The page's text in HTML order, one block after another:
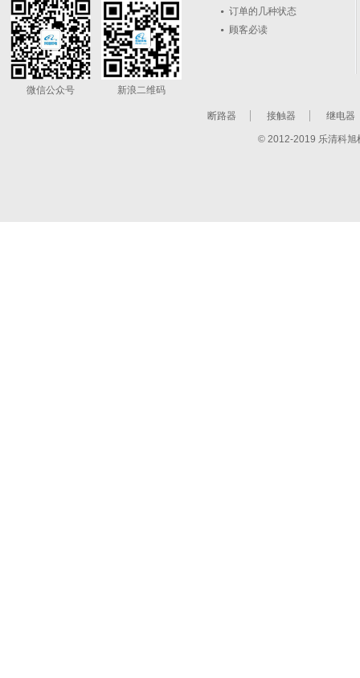
微信公众号 新浪二维码
订单的几种状态
顾客必读
断路器 接触器 继电器
© 2012-2019 乐清科旭